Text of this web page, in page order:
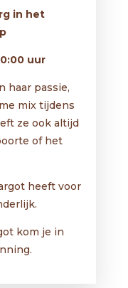
in het
uur
haar passie,
mix tijdens
ze ook altijd
of het
heeft voor
kom je in